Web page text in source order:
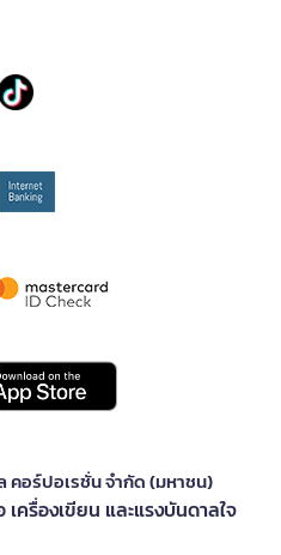
คอร์ปอเรชั่น จำกัด (มหาชน)
ครื่องเขียน และแรงบันดาลใจ